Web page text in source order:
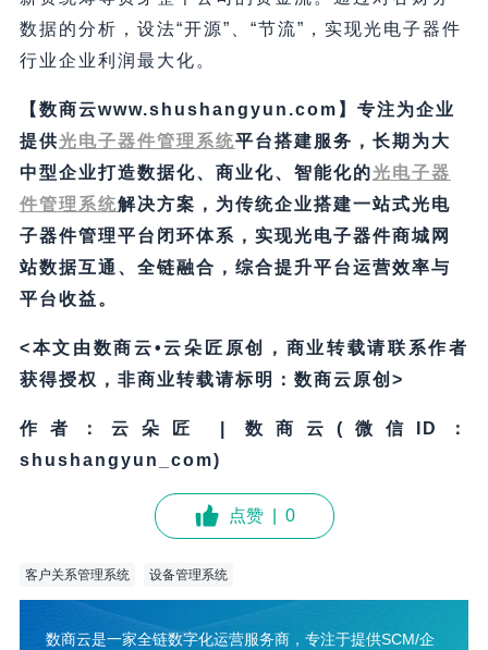
数据的分析，设法“开源”、“节流”，实现光电子器件
行业企业利润最大化。
【数商云www.shushangyun.com】专注为企业
提供光电子器件管理系统平台搭建服务，长期为大
中型企业打造数据化、商业化、智能化的光电子器
件管理系统解决方案，为传统企业搭建一站式光电
子器件管理平台 闭环体系，实现光电子器件商城网
站数据互通、全链融合，综合提升平台运营效率与
平台收益。
<本文由数商云•云朵匠原创，商业转载请联系作者
获得授权，非商业转载请标明：数商云原创>
作者：云朵匠 | 数商云(微信ID：
shushangyun_com)
点赞 0
客户关系管理系统 设备管理系统
数商云是一家全链数字化运营服务商，专注于提供SCM/企